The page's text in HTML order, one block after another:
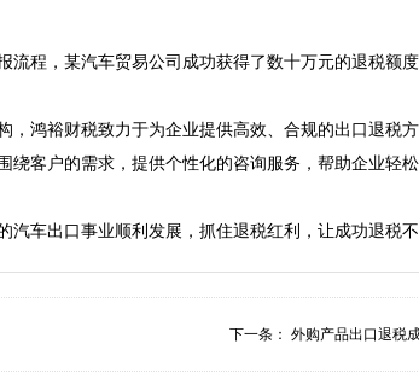
程，某汽车贸易公司成功获得了数十万元的退税额
，鸿裕财税致力于为企业提供高效、合规的出口退
客户的需求，提供个性化的咨询服务，帮助企业轻
下一条： 外购产品出口退税